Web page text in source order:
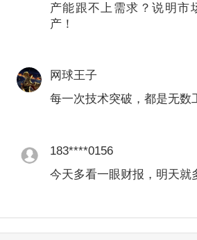
同出资成立一家子公司
联产品，投资目的是在
数据中心产业快速发展
场。
通信也提到原材料供应
际旭创近日表示，有一
产能跟不上需求？说明市
产！
网球王子
每一次技术突破，都是无数
183****0156
今天多看一眼财报，明天就